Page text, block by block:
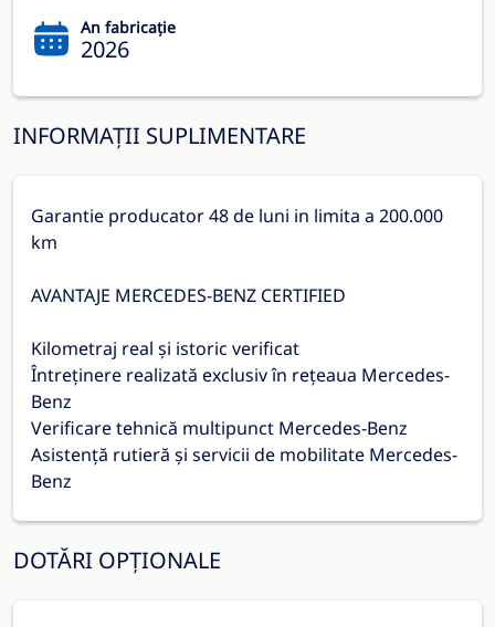
An fabricație
2026
INFORMAȚII SUPLIMENTARE
Garantie producator 48 de luni in limita a 200.000
km
AVANTAJE MERCEDES-BENZ CERTIFIED
Kilometraj real și istoric verificat
Întreținere realizată exclusiv în rețeaua Mercedes-
Benz
Verificare tehnică multipunct Mercedes-Benz
Asistență rutieră și servicii de mobilitate Mercedes-
Benz
DOTĂRI OPȚIONALE